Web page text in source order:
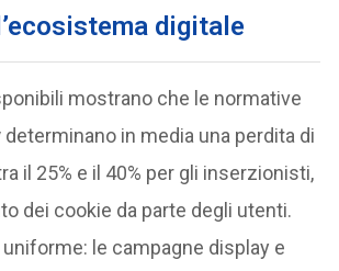
digitale
mostrano che le normative
determinano in media una perdita di
il 25% e il 40% per gli inserzionisti,
dei cookie da parte degli utenti.
uniforme: le campagne display e